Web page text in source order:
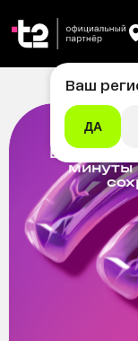
Все
минуты
Ваш
ДА